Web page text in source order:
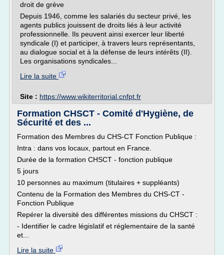
droit de grève
Depuis 1946, comme les salariés du secteur privé, les
agents publics jouissent de droits liés à leur activité
professionnelle. Ils peuvent ainsi exercer leur liberté
syndicale (I) et participer, à travers leurs représentants,
au dialogue social et à la défense de leurs intérêts (II).
Les organisations syndicales...
Lire la suite
Site : https://www.wikiterritorial.cnfpt.fr
Formation CHSCT - Comité d'Hygiène, de
Sécurité et des ...
Formation des Membres du CHS-CT Fonction Publique :
Intra : dans vos locaux, partout en France.
Durée de la formation CHSCT - fonction publique
5 jours
10 personnes au maximum (titulaires + suppléants)
Contenu de la Formation des Membres du CHS-CT -
Fonction Publique
Repérer la diversité des différentes missions du CHSCT :
- Identifier le cadre législatif et réglementaire de la santé
et...
Lire la suite